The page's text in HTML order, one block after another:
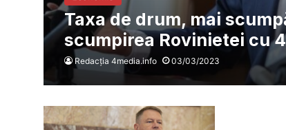
Taxa de drum, mai
scumpirea Rovinietei cu
Redacția 4media.info 03/03/2023